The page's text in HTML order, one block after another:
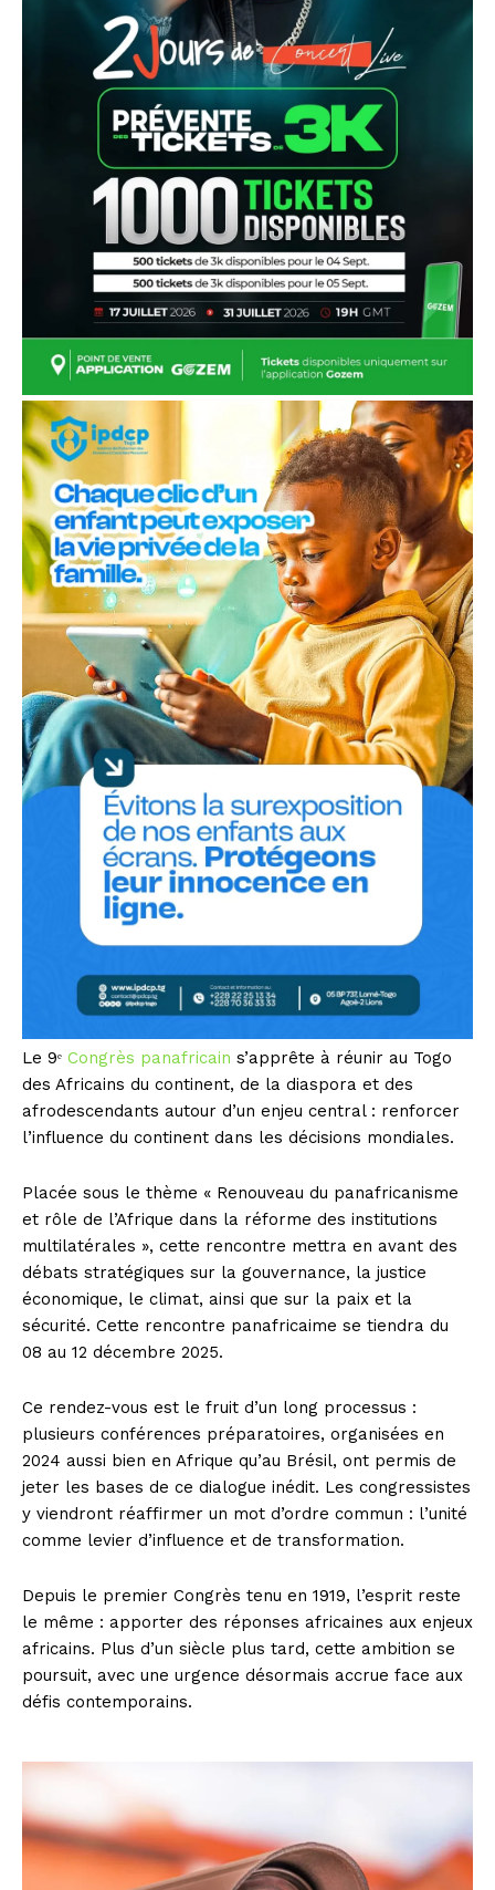
Le 9ᵉ Congrès panafricain s’apprête à réunir au Togo
des Africains du continent, de la diaspora et des
afrodescendants autour d’un enjeu central : renforcer
l’influence du continent dans les décisions mondiales.
Placée sous le thème « Renouveau du panafricanisme
et rôle de l’Afrique dans la réforme des institutions
multilatérales », cette rencontre mettra en avant des
débats stratégiques sur la gouvernance, la justice
économique, le climat, ainsi que sur la paix et la
sécurité. Cette rencontre panafricaime se tiendra du
08 au 12 décembre 2025.
Ce rendez-vous est le fruit d’un long processus :
plusieurs conférences préparatoires, organisées en
2024 aussi bien en Afrique qu’au Brésil, ont permis de
jeter les bases de ce dialogue inédit. Les congressistes
y viendront réaffirmer un mot d’ordre commun : l’unité
comme levier d’influence et de transformation.
Depuis le premier Congrès tenu en 1919, l’esprit reste
le même : apporter des réponses africaines aux enjeux
africains. Plus d’un siècle plus tard, cette ambition se
poursuit, avec une urgence désormais accrue face aux
défis contemporains.